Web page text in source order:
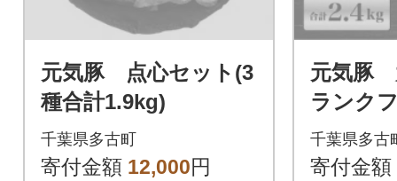
元気豚 点心セット(3
種合計1.9kg)
千葉県多古町
寄付金額 12,000円
元気豚
ランク
ト
千葉県多古
寄付金額